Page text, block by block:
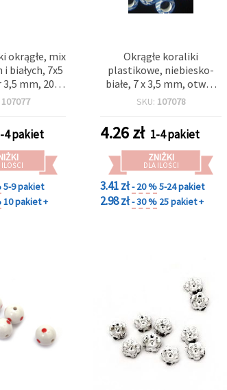
okrągłe, mix
białych, 7x5
mm, 20 g
szt.)
107077
4 pakiet
ILOŚCI
5-9 pakiet
10 pakiet +
Okrągłe koraliki
plastikowe, niebiesko-
białe, 7 x 3,5 mm, otwór
3,5 mm, do biżuterii, DIY i
SKU: 107078
4.26zł 1-4 pakiet
ZNIŻKI
DLA ILOŚCI
3.41 zł- 20 %5-24 pakiet
2.98 zł- 30 % 25 pakiet +